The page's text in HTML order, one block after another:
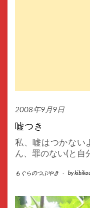
2008年9月9日
嘘つき
私、嘘はつかない
ん、罪のない(と自
もぐらのつぶやき - by